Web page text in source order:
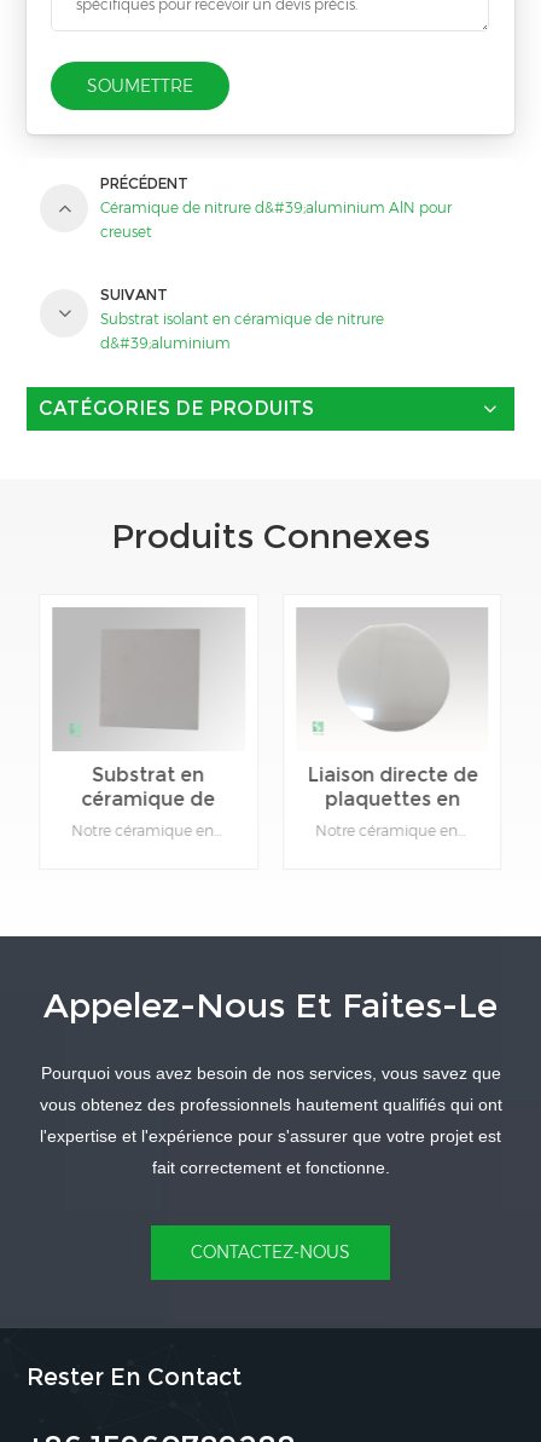
SOUMETTRE
PRÉCÉDENT
Céramique de nitrure d&#39;aluminium AlN pour
creuset
SUIVANT
Substrat isolant en céramique de nitrure
d&#39;aluminium
CATÉGORIES DE PRODUITS
Produits Connexes
Substrat en
céramique de
nitrure
Notre céramique en nitrure d'aluminium présente un coefficient de conductivité thermique élevé et une excellente résistance électrique. Elle présente également un faible coefficient de dilatation et une bonne conductivité thermique.Détails du produit :Matériau : nitrure d'aluminium.Couleur : Gris.Type : Céramique.Fonction : Isolation.Peut être personnalisé : Oui, veuillez fournir des dessins de produits spécifiques.
ENCORE PLUS
Liaison directe de
plaquettes en
nitrure
Notre céramique en nitrure d'aluminium présente un coefficient de conductivité thermique élevé et une excellente résistance électrique. Elle présente également un faible coefficient de dilatation et une bonne conductivité thermique.Détails du produit :Matériau : nitrure d'aluminium.Couleur : Gris.Type : Céramique.Fonction : Isolation.Peut être personnalisé : Oui, veuillez fournir des dessins de produits spécifiques.
ENCORE PLUS
Appelez-Nous Et Faites-Le
Pourquoi vous avez besoin de nos services, vous savez que
vous obtenez des professionnels hautement qualifiés qui ont
l'expertise et l'expérience pour s'assurer que votre projet est
fait correctement et fonctionne.
CONTACTEZ-NOUS
Rester En Contact